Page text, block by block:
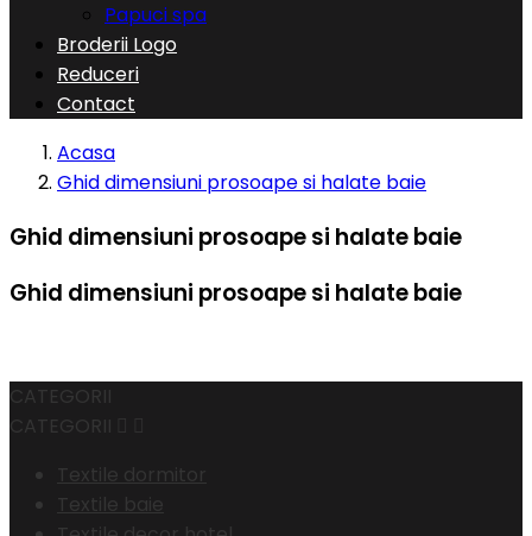
Papuci spa
Broderii Logo
Reduceri
Contact
Acasa
Ghid dimensiuni prosoape si halate baie
Ghid dimensiuni prosoape si halate baie
Ghid dimensiuni prosoape si halate baie
CATEGORII
CATEGORII
Textile dormitor
Textile baie